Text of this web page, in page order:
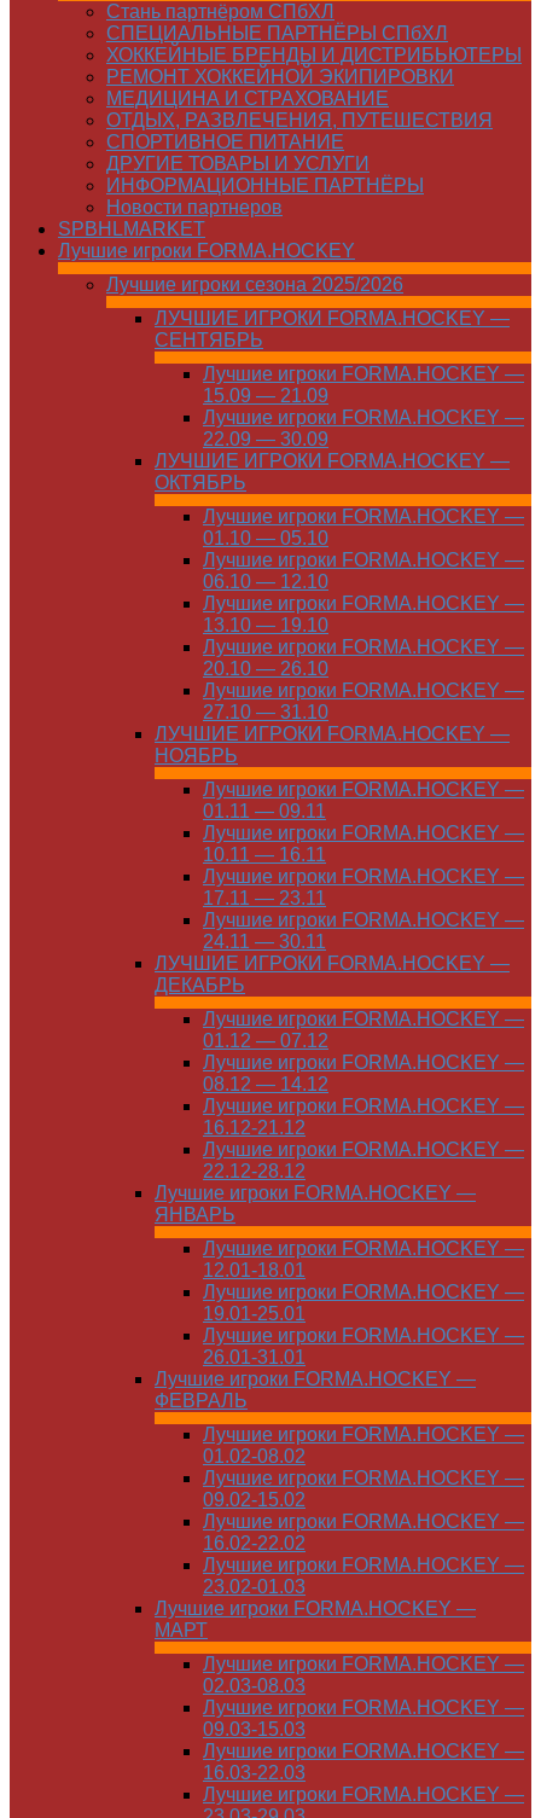
Стань партнёром СПбХЛ
СПЕЦИАЛЬНЫЕ ПАРТНЁРЫ СПбХЛ
ХОККЕЙНЫЕ БРЕНДЫ И ДИСТРИБЬЮТЕРЫ
РЕМОНТ ХОККЕЙНОЙ ЭКИПИРОВКИ
МЕДИЦИНА И СТРАХОВАНИЕ
ОТДЫХ, РАЗВЛЕЧЕНИЯ, ПУТЕШЕСТВИЯ
СПОРТИВНОЕ ПИТАНИЕ
ДРУГИЕ ТОВАРЫ И УСЛУГИ
ИНФОРМАЦИОННЫЕ ПАРТНЁРЫ
Новости партнеров
SPBHLMARKET
Лучшие игроки FORMA.HOCKEY
Лучшие игроки сезона 2025/2026
ЛУЧШИЕ ИГРОКИ FORMA.HOCKEY —
СЕНТЯБРЬ
Лучшие игроки FORMA.HOCKEY —
15.09 — 21.09
Лучшие игроки FORMA.HOCKEY —
22.09 — 30.09
ЛУЧШИЕ ИГРОКИ FORMA.HOCKEY —
ОКТЯБРЬ
Лучшие игроки FORMA.HOCKEY —
01.10 — 05.10
Лучшие игроки FORMA.HOCKEY —
06.10 — 12.10
Лучшие игроки FORMA.HOCKEY —
13.10 — 19.10
Лучшие игроки FORMA.HOCKEY —
20.10 — 26.10
Лучшие игроки FORMA.HOCKEY —
27.10 — 31.10
ЛУЧШИЕ ИГРОКИ FORMA.HOCKEY —
НОЯБРЬ
Лучшие игроки FORMA.HOCKEY —
01.11 — 09.11
Лучшие игроки FORMA.HOCKEY —
10.11 — 16.11
Лучшие игроки FORMA.HOCKEY —
17.11 — 23.11
Лучшие игроки FORMA.HOCKEY —
24.11 — 30.11
ЛУЧШИЕ ИГРОКИ FORMA.HOCKEY —
ДЕКАБРЬ
Лучшие игроки FORMA.HOCKEY —
01.12 — 07.12
Лучшие игроки FORMA.HOCKEY —
08.12 — 14.12
Лучшие игроки FORMA.HOCKEY —
16.12-21.12
Лучшие игроки FORMA.HOCKEY —
22.12-28.12
Лучшие игроки FORMA.HOCKEY —
ЯНВАРЬ
Лучшие игроки FORMA.HOCKEY —
12.01-18.01
Лучшие игроки FORMA.HOCKEY —
19.01-25.01
Лучшие игроки FORMA.HOCKEY —
26.01-31.01
Лучшие игроки FORMA.HOCKEY —
ФЕВРАЛЬ
Лучшие игроки FORMA.HOCKEY —
01.02-08.02
Лучшие игроки FORMA.HOCKEY —
09.02-15.02
Лучшие игроки FORMA.HOCKEY —
16.02-22.02
Лучшие игроки FORMA.HOCKEY —
23.02-01.03
Лучшие игроки FORMA.HOCKEY —
МАРТ
Лучшие игроки FORMA.HOCKEY —
02.03-08.03
Лучшие игроки FORMA.HOCKEY —
09.03-15.03
Лучшие игроки FORMA.HOCKEY —
16.03-22.03
Лучшие игроки FORMA.HOCKEY —